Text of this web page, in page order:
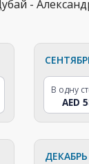
-
В одну
AED
ДЕКАБРЬ